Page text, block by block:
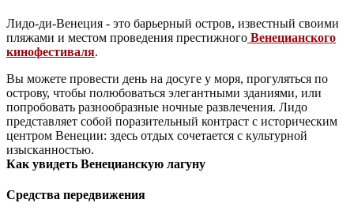
Лидо-ди-Венеция - это барьерный остров, известный своими
пляжами и местом проведения престижного Венецианского
кинофестиваля.
Вы можете провести день на досуге у моря, прогуляться по
острову, чтобы полюбоваться элегантными зданиями, или
попробовать разнообразные ночные развлечения. Лидо
представляет собой поразительный контраст с историческим
центром Венеции: здесь отдых сочетается с культурной
изысканностью.
Как увидеть Венецианскую лагуну
Средства передвижения